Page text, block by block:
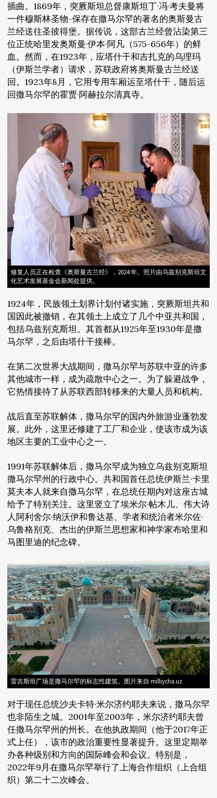
插曲。1869年，突厥斯坦总督康斯坦丁·冯·考夫曼将
一件穆斯林圣物-保存在撒马尔罕的著名的奥斯曼古
兰经送往圣彼得堡。据传说，这部古兰经曾沾染第三
位正统哈里发奥斯曼·伊本·阿凡（575-656年）的鲜
血。然而，在1923年，应塔什干和吉扎克的乌理玛
（伊斯兰学者）请求，苏联政府将奥斯曼古兰经送
回。1923年8月，它用专用车厢运至塔什干，随后运
回撒马尔罕的霍贾·阿赫拉尔清真寺。
修复人员正在检查《奥斯曼古兰经》，2024 年。照片由乌兹别克斯坦文
化艺术发展基金会新闻处提供。
1924年，民族领土划界计划付诸实施，突厥斯坦共和
国因此被撤销，在其领土上成立了几个中亚共和国，
包括乌兹别克斯坦。其首都从1925年至1930年是撒
马尔罕，之后由塔什干接棒。
在第二次世界大战期间，撒马尔罕与苏联中亚的许多
其他城市一样，成为疏散中心之一。为了躲避战争，
它热情接待了从苏联西部转移来的大量人员和机构。
战后直至苏联解体，撒马尔罕的国内外旅游业蓬勃发
展。此外，这里还修建了工厂和企业，使该市成为该
地区主要的工业中心之一。
1991年苏联解体后，撒马尔罕成为独立乌兹别克斯坦
撒马尔罕州的行政中心。共和国首任总统伊斯兰·卡里
莫夫本人就来自撒马尔罕，在总统任期内对这座古城
给予了特别关注。这里竖立了埃米尔·帖木儿、伟大诗
人阿利舍尔·纳沃伊和鲁达基、学者和统治者米尔佐·
乌鲁格别克、杰出的伊斯兰思想家和神学家布哈里和
马图里迪的纪念碑。
雷吉斯坦广场是撒马尔罕的标志性建筑。图片来自 milliycha.uz
对于现任总统沙夫卡特·米尔济约耶夫来说，撒马尔罕
也非陌生之城。2001年至2003年，米尔济约耶夫曾
任撒马尔罕州的州长。在他执政期间（他于2017年正
式上任），该市的政治重要性显著提升。这里定期举
办各种级别和方向的国际峰会和会议。特别是，
2022年9月在撒马尔罕举行了上海合作组织（上合组
织）第二十二次峰会。